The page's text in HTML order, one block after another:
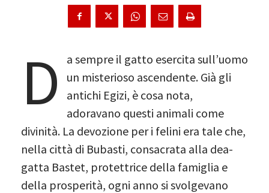
D
a sempre il gatto esercita sull’uomo
un misterioso ascendente. Già gli
antichi Egizi, è cosa nota,
adoravano questi animali come
divinità. La devozione per i felini era tale che,
nella città di Bubasti, consacrata alla dea-
gatta Bastet, protettrice della famiglia e
della prosperità, ogni anno si svolgevano